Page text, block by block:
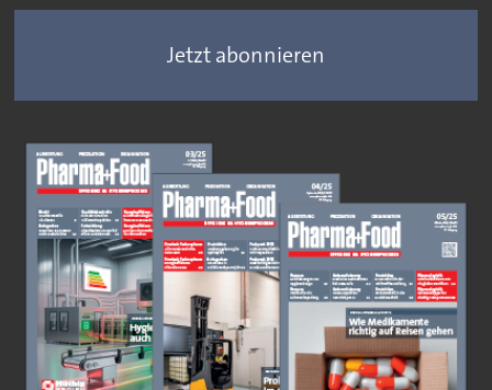
Jetzt abonnieren